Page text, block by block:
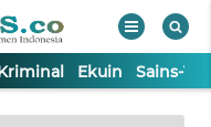
Ekuin Sains-